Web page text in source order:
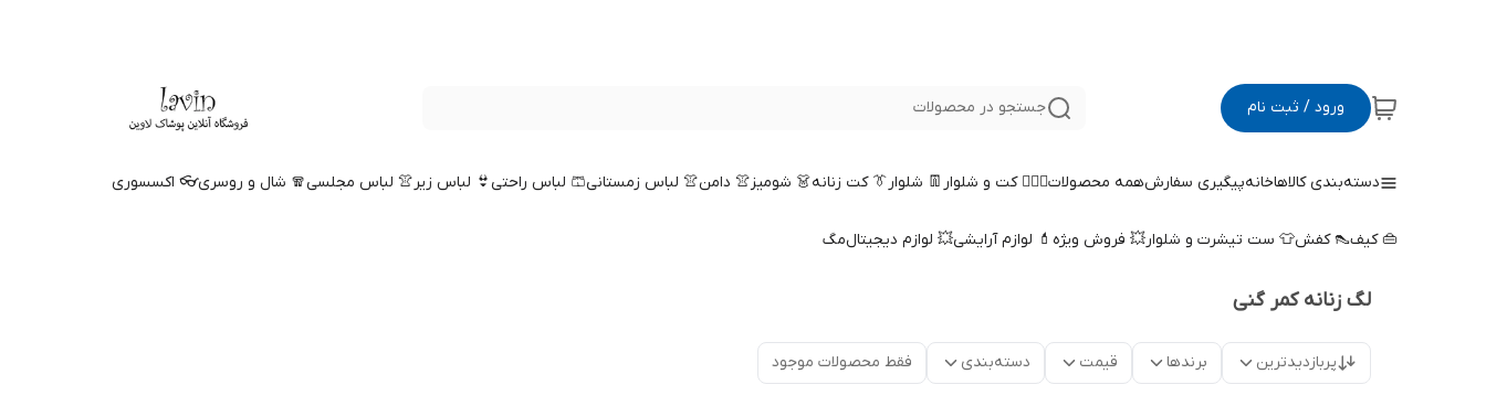
ورود / ثبت نام جستجو در محصولات
دسته‌بندی کالاهاخانهپیگیری سفارشهمه محصولات🤵🏻‍♀️ کت و شلوار 👖 شلوار👔 کت زنانه👗 شومیز👚 دامن👚 لباس زمستانی🩳 لباس راحتی👙 لباس زیر👚 لباس مجلسی🧣 شال و روسری👓 اکسسوری
👜 کیف👠 کفش👕 ست تیشرت و شلوار💥 فروش ویژه 💄 لوازم آرایشی💥 لوازم دیجیتالمگ
لگ زنانه کمر گنی
پربازدیدترین برندها قیمت دسته‌بندی فقط محصولات موجود